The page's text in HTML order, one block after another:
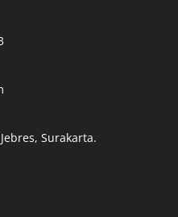
Surakarta.